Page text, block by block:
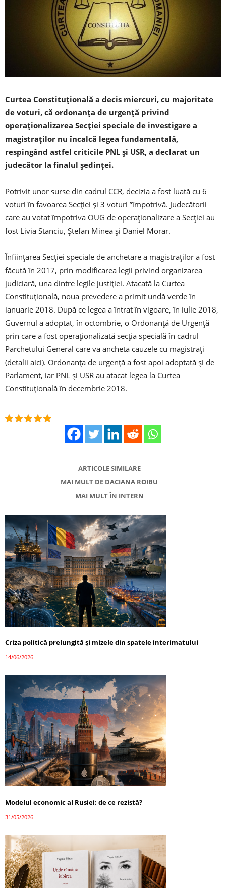
Curtea Constituțională a decis miercuri, cu majoritate
de voturi, că ordonanța de urgență privind
operaționalizarea Secției speciale de investigare a
magistraților nu încalcă legea fundamentală,
respingând astfel criticile PNL și USR, a declarat un
judecător la finalul ședinței.
Potrivit unor surse din cadrul CCR, decizia a fost luată cu 6
voturi în favoarea Secției și 3 voturi ”împotrivă. Judecătorii
care au votat împotriva OUG de operaționalizare a Secției au
fost Livia Stanciu, Ștefan Minea și Daniel Morar.
Înființarea Secției speciale de anchetare a magistraților a fost
făcută în 2017, prin modificarea legii privind organizarea
judiciară, una dintre legile justiției. Atacată la Curtea
Constituțională, noua prevedere a primit undă verde în
ianuarie 2018. După ce legea a întrat în vigoare, în iulie 2018,
Guvernul a adoptat, în octombrie, o Ordonanță de Urgență
prin care a fost operaționalizată secția specială în cadrul
Parchetului General care va ancheta cauzele cu magistrați
(detalii aici). Ordonanța de urgență a fost apoi adoptată și de
Parlament, iar PNL și USR au atacat legea la Curtea
Constituțională în decembrie 2018.
ARTICOLE SIMILARE
MAI MULT DE DACIANA ROIBU
MAI MULT ÎN INTERN
Criza politică prelungită și mizele din spatele interimatului
14/06/2026
Modelul economic al Rusiei: de ce rezistă?
31/05/2026